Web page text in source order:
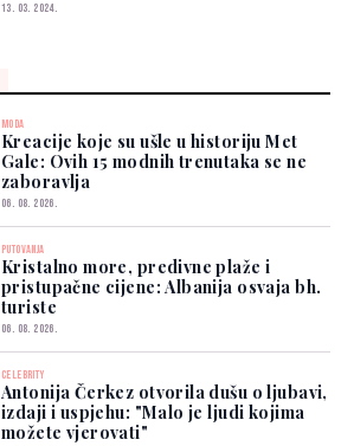
13. 03. 2024.
MODA
Kreacije koje su ušle u historiju Met
Gale: Ovih 15 modnih trenutaka se ne
zaboravlja
06. 08. 2026.
PUTOVANJA
Kristalno more, predivne plaže i
pristupačne cijene: Albanija osvaja bh.
turiste
06. 08. 2026.
CELEBRITY
Antonija Čerkez otvorila dušu o ljubavi,
izdaji i uspjehu: "Malo je ljudi kojima
možete vjerovati"